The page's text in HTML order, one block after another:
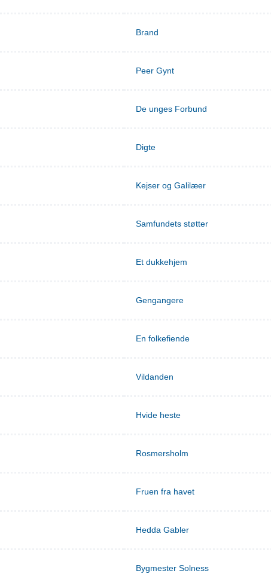
Brand
Peer Gynt
De unges Forbund
Digte
Kejser og Galilæer
Samfundets støtter
Et dukkehjem
Gengangere
En folkefiende
Vildanden
Hvide heste
Rosmersholm
Fruen fra havet
Hedda Gabler
Bygmester Solness